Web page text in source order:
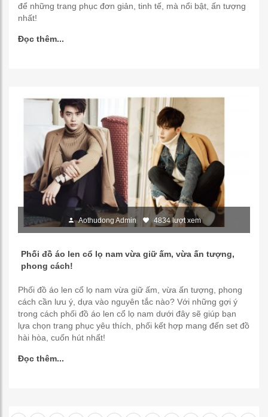
để những trang phục đơn giản, tinh tế, mà nổi bật, ấn tượng
nhất!
Đọc thêm...
Aothudong Admin 4834 lượt xem
Phối đồ áo len cổ lọ nam vừa giữ ấm, vừa ấn tượng,
phong cách!
Phối đồ áo len cổ lọ nam vừa giữ ấm, vừa ấn tượng, phong
cách cần lưu ý, dựa vào nguyên tắc nào? Với những gợi ý
trong cách phối đồ áo len cổ lọ nam dưới đây sẽ giúp bạn
lựa chọn trang phục yêu thích, phối kết hợp mang đến set đồ
hài hòa, cuốn hút nhất!
Đọc thêm...